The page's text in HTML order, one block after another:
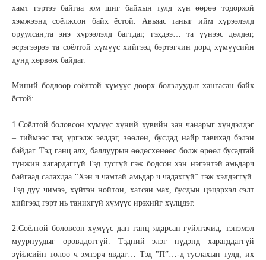
хамт гэртээ байгаа юм шиг байхын тулд хүн өөрөө тодорхой
хэмжээнд соёлжсон байх ёстой. Авьяас таныг ийм хүрээлэлд
оруулсан,та энэ хүрээлэлд багтдаг, гэхдээ… та үүнээс дөлдөг,
эсрэгээрээ та соёлтой хүмүүс хийгээд бэртэгчин дорд хүмүүсийн
дунд хөрвөж байдаг.
Миний бодлоор соёлтой хүмүүс доорх болзлуудыг хангасан байх
ёстой:
1.Соёлтой боловсон хүмүүс хүний хувийн зан чанарыг хүндэлдэг
– тиймээс тэд үргэлж эелдэг, зөөлөн, бусдад найр тавихад бэлэн
байдаг. Тэд ганц алх, баллуурын өөдөсхөнөөс болж өрөөл бусадтай
түнжин хагардаггүй.Тэд тусгүй гэж бодсон хэн нэгэнтэй амьдарч
байгаад салахдаа "Хэн ч чамтай амьдар ч чадахгүй” гэж хэлдэггүй.
Тэд дуу чимээ, хүйтэн нойтон, хатсан мах, бусдын цэцэрхэл сэлт
хийгээд гэрт нь танихгүй хүмүүс ирэхийг хүлцдэг.
2.Соёлтой боловсон хүмүүс дан ганц ядарсан гуйлгачид, тэнэмэл
муурнуудыг өрөвддөггүй. Тэдний элэг нүдэнд харагддаггүй
зүйлсийн төлөө ч эмтэрч явдаг… Тэд "П”…-д туслахын тулд, их